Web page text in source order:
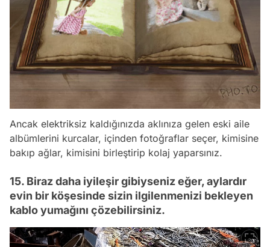
Ancak elektriksiz kaldığınızda aklınıza gelen eski aile
albümlerini kurcalar, içinden fotoğraflar seçer, kimisine
bakıp ağlar, kimisini birleştirip kolaj yaparsınız.
15. Biraz daha iyileşir gibiyseniz eğer, aylardır
evin bir köşesinde sizin ilgilenmenizi bekleyen
kablo yumağını çözebilirsiniz.